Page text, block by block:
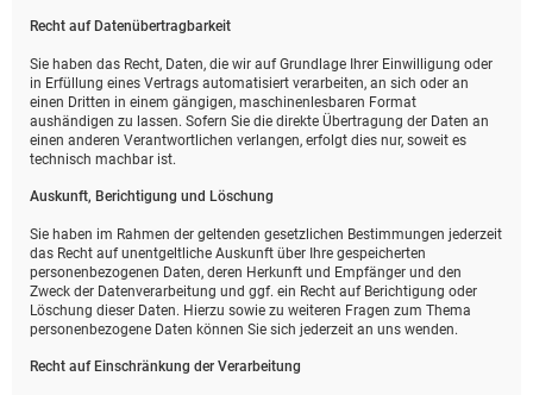
Recht auf Daten­übertrag­barkeit
Sie haben das Recht, Daten, die wir auf Grundlage Ihrer Einwilligung oder
in Erfüllung eines Vertrags automatisiert verarbeiten, an sich oder an
einen Dritten in einem gängigen, maschinenlesbaren Format
aushändigen zu lassen. Sofern Sie die direkte Übertragung der Daten an
einen anderen Verantwortlichen verlangen, erfolgt dies nur, soweit es
technisch machbar ist.
Auskunft, Berichtigung und Löschung
Sie haben im Rahmen der geltenden gesetzlichen Bestimmungen jederzeit
das Recht auf unentgeltliche Auskunft über Ihre gespeicherten
personenbezogenen Daten, deren Herkunft und Empfänger und den
Zweck der Datenverarbeitung und ggf. ein Recht auf Berichtigung oder
Löschung dieser Daten. Hierzu sowie zu weiteren Fragen zum Thema
personenbezogene Daten können Sie sich jederzeit an uns wenden.
Recht auf Einschränkung der Verarbeitung